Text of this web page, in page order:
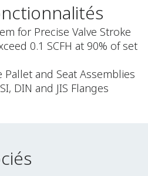
for Precise Valve Stroke
0.1 SCFH at 90% of set
Pallet and Seat Assemblies
DIN and JIS Flanges